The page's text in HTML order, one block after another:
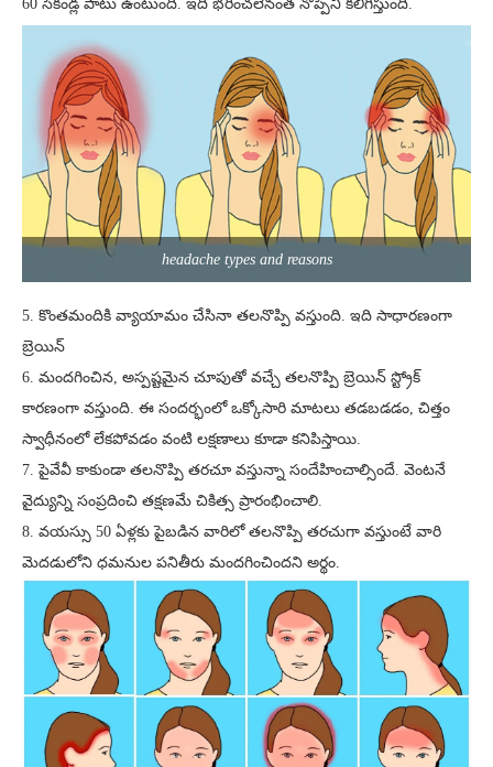
60 సెకండ్ల పాటు ఉంటుంది. ఇది భరించలేనంత నొప్పిని కలిగిస్తుంది.
headache types and reasons
5. కొంతమందికి వ్యాయామం చేసినా తలనొప్పి వస్తుంది. ఇది సాధారణంగా
బ్రెయిన్
6. మందగించిన, అస్పష్టమైన చూపుతో వచ్చే తలనొప్పి బ్రెయిన్ స్ట్రోక్
కారణంగా వస్తుంది. ఈ సందర్భంలో ఒక్కోసారి మాటలు తడబడడం, చిత్తం
స్వాధీనంలో లేకపోవడం వంటి లక్షణాలు కూడా కనిపిస్తాయి.
7. పైవేవీ కాకుండా తలనొప్పి తరచూ వస్తున్నా సందేహించాల్సిందే. వెంటనే
వైద్యున్ని సంప్రదించి తక్షణమే చికిత్స ప్రారంభించాలి.
8. వయస్సు 50 ఏళ్లకు పైబడిన వారిలో తలనొప్పి తరచుగా వస్తుంటే వారి
మెదడులోని ధమనుల పనితీరు మందగించిందని అర్థం.